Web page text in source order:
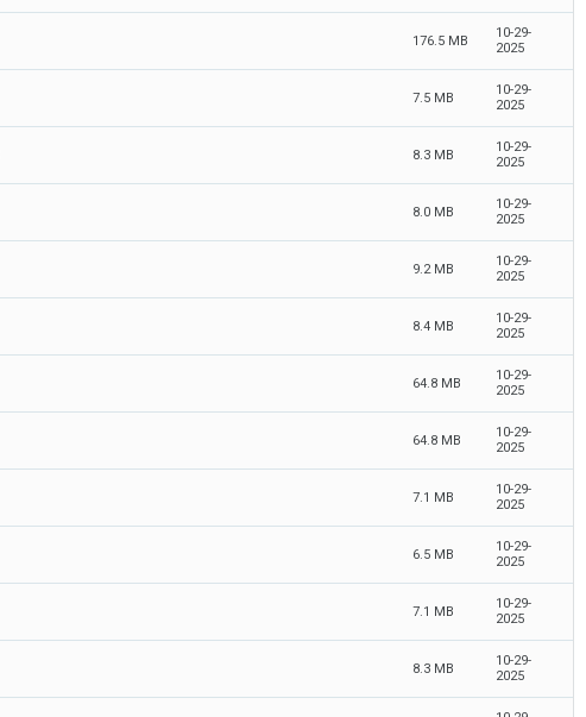
176.5 MB
10-29-
2025
7.5 MB
10-29-
2025
8.3 MB
10-29-
2025
8.0 MB
10-29-
2025
9.2 MB
10-29-
2025
8.4 MB
10-29-
2025
64.8 MB
10-29-
2025
64.8 MB
10-29-
2025
7.1 MB
10-29-
2025
6.5 MB
10-29-
2025
7.1 MB
10-29-
2025
8.3 MB
10-29-
2025